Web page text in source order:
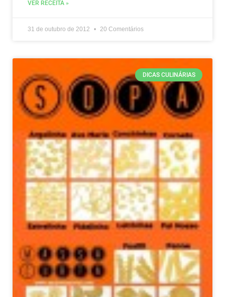
VER RECEITA »
31 de outubro de 2012 20 Comentários
DICAS CULINÁRIAS